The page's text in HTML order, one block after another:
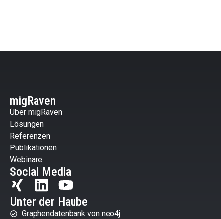
migRaven
Über migRaven
Lösungen
Referenzen
Publikationen
Webinare
Social Media
Unter der Haube
Graphendatenbank von neo4j